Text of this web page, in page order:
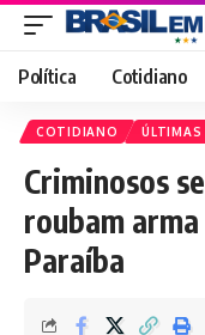
Política Cotidiano
COTIDIANO
Criminosos
roubam
Paraíba